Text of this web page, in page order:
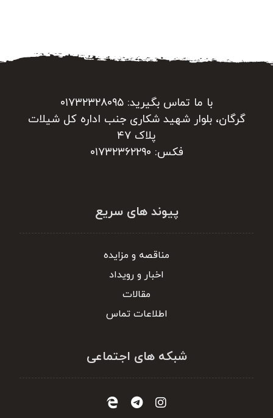
با ما تماس بگیرید: ۰۱۷۳۲۳۲۸۰۹۵
گرگان، بلوار شهید شکاری جنب اداره کل شیلات
پلاک ۴۷
فکس: ۰۱۷۳۲۳۶۲۲۹۰
پیوند های سریع
مناقصه و مزایده
اخبار و رویداد
مقالات
اطلاعات تماس
شبکه های اجتماعی